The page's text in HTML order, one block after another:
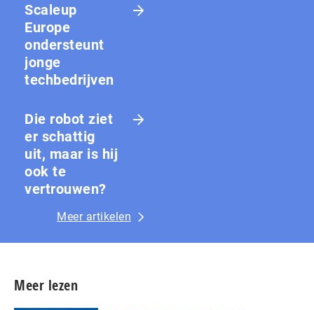
Scaleup
Europe
ondersteunt
jonge
techbedrijven
Die robot ziet
er schattig
uit, maar is hij
ook te
vertrouwen?
Meer artikelen
Meer lezen